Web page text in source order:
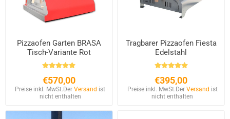
Pizzaofen Garten BRASA
Tisch-Variante Rot
€570,00
Preise inkl. MwSt. DerVersand ist
nicht enthalten
Tragbarer Pizzaofen Fiesta
Edelstahl
€395,00
Preise inkl. MwSt. Der Versand ist
nicht enthalten